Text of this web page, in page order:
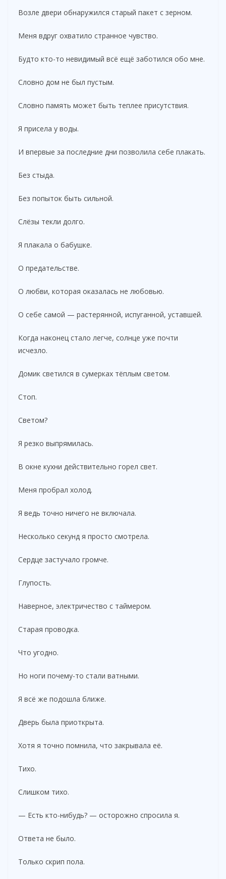
Возле двери обнаружился старый пакет с зерном.
Меня вдруг охватило странное чувство.
Будто кто-то невидимый всё ещё заботился обо мне.
Словно дом не был пустым.
Словно память может быть теплее присутствия.
Я присела у воды.
И впервые за последние дни позволила себе плакать.
Без стыда.
Без попыток быть сильной.
Слёзы текли долго.
Я плакала о бабушке.
О предательстве.
О любви, которая оказалась не любовью.
О себе самой — растерянной, испуганной, уставшей.
Когда наконец стало легче, солнце уже почти
исчезло.
Домик светился в сумерках тёплым светом.
Стоп.
Светом?
Я резко выпрямилась.
В окне кухни действительно горел свет.
Меня пробрал холод.
Я ведь точно ничего не включала.
Несколько секунд я просто смотрела.
Сердце застучало громче.
Глупость.
Наверное, электричество с таймером.
Старая проводка.
Что угодно.
Но ноги почему-то стали ватными.
Я всё же подошла ближе.
Дверь была приоткрыта.
Хотя я точно помнила, что закрывала её.
Тихо.
Слишком тихо.
— Есть кто-нибудь? — осторожно спросила я.
Ответа не было.
Только скрип пола.